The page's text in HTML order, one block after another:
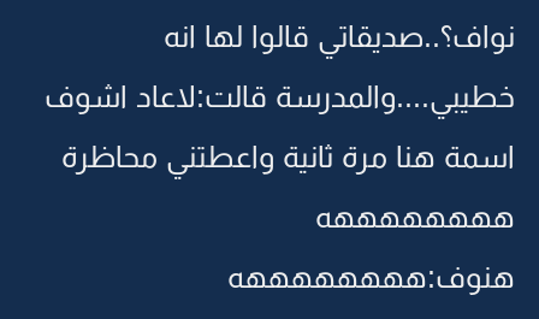
نواف؟..صديقاتي قالوا لها انه
خطيبي....والمدرسة قالت:لاعاد اشوف
اسمة هنا مرة ثانية واعطتني محاظرة
ههههههههه
هنوف:ههههههههه